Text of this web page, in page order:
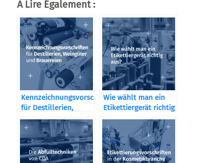
A Lire Également :
Kennzeichnungsvorschriften
für Destillerien,
Weingüter und
Brauereien
Wie wählt man ein
Etikettiergerät richtig
aus?